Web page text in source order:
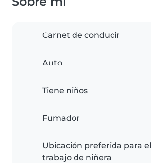
Carnet de conducir
Auto
Tiene niños
Fumador
Ubicación preferida para el
trabajo de niñera